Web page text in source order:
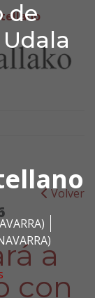
de
Volver
a
con